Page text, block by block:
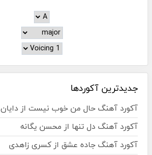
جدیدترین آکوردها
آکورد آهنگ حال من خوب نیست از دایان
آکورد آهنگ دل تنها از محسن یگانه
آکورد آهنگ جاده عشق از کسری زاهدی